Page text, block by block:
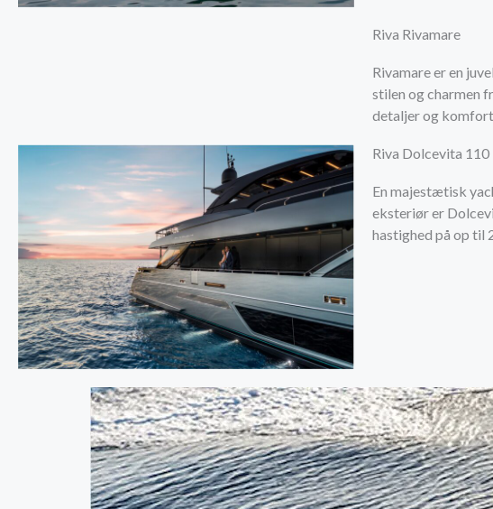
Riva Rivamare
Rivamare er en
stilen og charmen
detaljer og
Riva Dolcevita 110
En majestætisk
eksteriør er
hastighed på op til